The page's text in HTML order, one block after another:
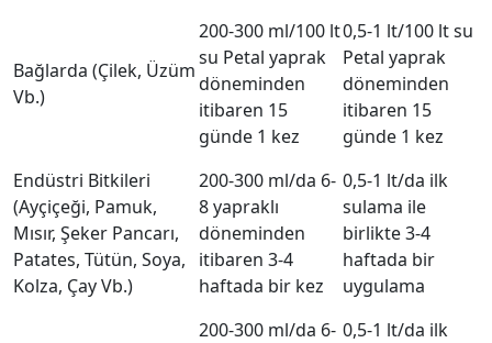
Bağlarda (Çilek, Üzüm
Vb.)
200-300 ml/100 lt
su Petal yaprak
döneminden
itibaren 15
günde 1 kez
0,5-1 lt/100 lt su
Petal yaprak
döneminden
itibaren 15
günde 1 kez
Endüstri Bitkileri
(Ayçiçeği, Pamuk,
Mısır, Şeker Pancarı,
Patates, Tütün, Soya,
Kolza, Çay Vb.)
200-300 ml/da 6-
8 yapraklı
döneminden
itibaren 3-4
haftada bir kez
0,5-1 lt/da ilk
sulama ile
birlikte 3-4
haftada bir
uygulama
200-300 ml/da 6- 0,5-1 lt/da ilk